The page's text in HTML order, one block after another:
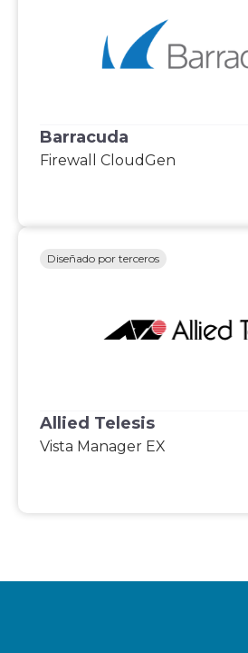
Barracuda
Firewall CloudGen
Allied Telesis
Vista Manager EX
Diseñado por terceros